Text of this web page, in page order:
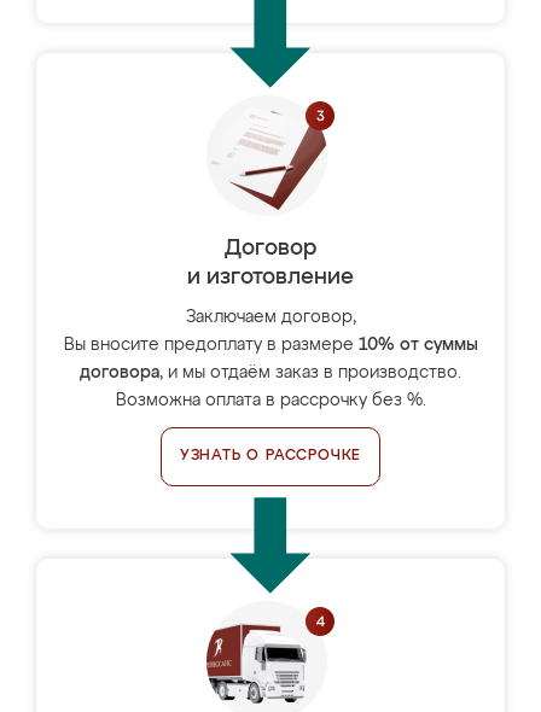
Договор
и изготовление
Заключаем договор,
Вы вносите предоплату в размере 10% от суммы
договора, и мы отдаём заказ в производство.
Возможна оплата в рассрочку без %.
УЗНАТЬ О РАССРОЧКЕ